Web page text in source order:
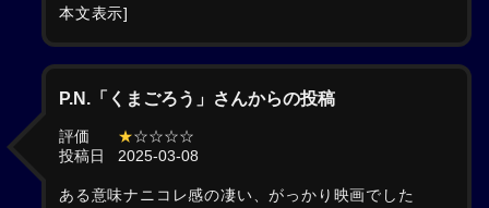
本文表示]
P.N.「くまごろう」さんからの投稿
評価 ★☆☆☆☆
投稿日
2025-03-08
ある意味ナニコレ感の凄い、がっかり映画でした